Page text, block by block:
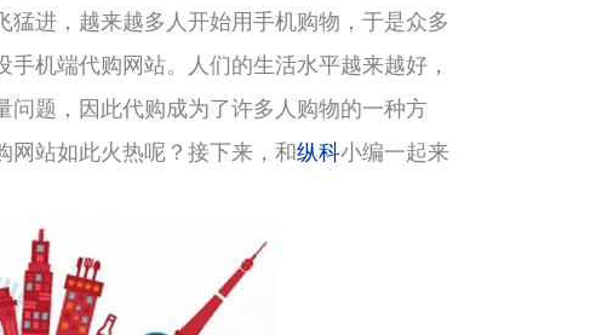
猛进，越来越多人开始用手机购物，于是众多
机端代购网站。人们的生活水平越来越好，
问题，因此代购成为了许多人购物的一种方
网站如此火热呢？接下来，和纵科小编一起来